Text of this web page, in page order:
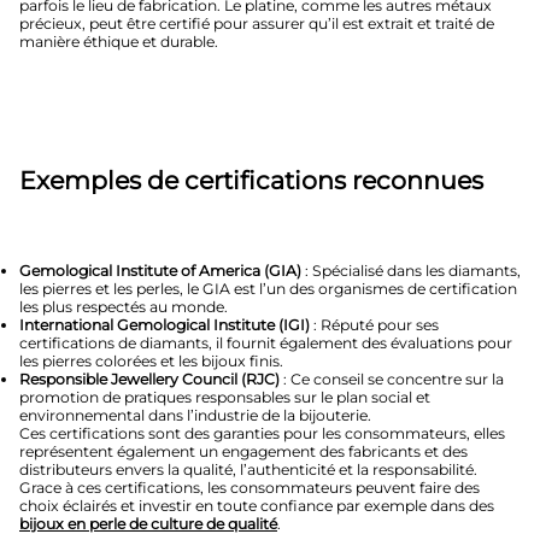
parfois le lieu de fabrication. Le platine, comme les autres métaux
précieux, peut être certifié pour assurer qu’il est extrait et traité de
manière éthique et durable.
Exemples de certifications reconnues
Gemological Institute of America (GIA) : Spécialisé dans les diamants,
les pierres et les perles, le GIA est l’un des organismes de certification
les plus respectés au monde.
International Gemological Institute (IGI) : Réputé pour ses
certifications de diamants, il fournit également des évaluations pour
les pierres colorées et les bijoux finis.
Responsible Jewellery Council (RJC) : Ce conseil se concentre sur la
promotion de pratiques responsables sur le plan social et
environnemental dans l’industrie de la bijouterie.
Ces certifications sont des garanties pour les consommateurs, elles
représentent également un engagement des fabricants et des
distributeurs envers la qualité, l’authenticité et la responsabilité.
Grace à ces certifications, les consommateurs peuvent faire des
choix éclairés et investir en toute confiance par exemple dans des
bijoux en perle de culture de qualité.